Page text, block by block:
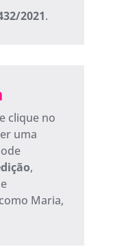
2021.
clique no
uma
,
Maria,